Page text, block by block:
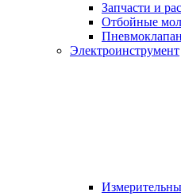
Запчасти и
Отбойные
Пневмоклапан
Электроинструмент